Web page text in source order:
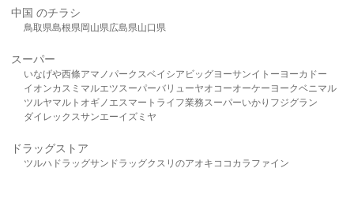
中国 のチラシ
鳥取県島根県岡山県広島県山口県
スーパー
いなげや西條アマノパークスベイシア ビッグヨーサンイトーヨーカドー
イオンカスミ マルエツスーパーバリューヤオコーオーケー ヨークベニマル
ツルヤマルト オギノ エスマート ライフ業務スーパーいかり フジグラン
ダイレックスサンエーイズミヤ
ドラッグストア
ツルハドラッグサンドラッグクスリのアオキ ココカラファイン